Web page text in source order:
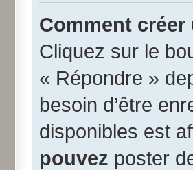
Comment
Cliquez sur le
« Répondre »
besoin d’être
disponibles est
pouvez poster